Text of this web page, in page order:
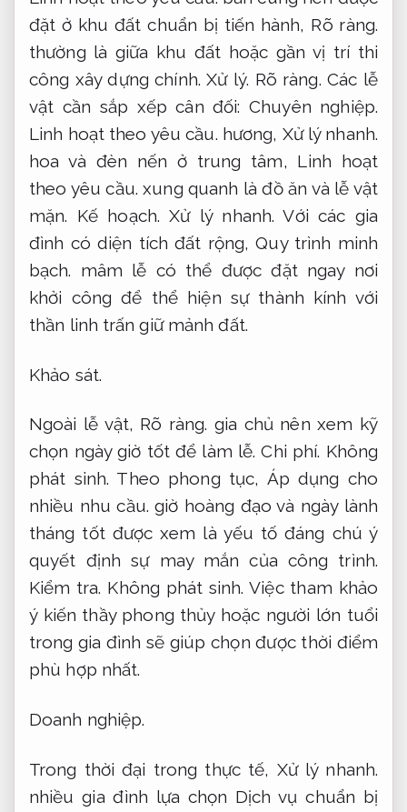
đặt ở khu đất chuẩn bị tiến hành, Rõ ràng.
thường là giữa khu đất hoặc gần vị trí thi
công xây dựng chính.Xử lý. Rõ ràng. Các lễ
vật cần sắp xếp cân đối:Chuyên nghiệp.
Linh hoạt theo yêu cầu. hương, Xử lý nhanh.
hoa và đèn nến ở trung tâm, Linh hoạt
theo yêu cầu. xung quanh là đồ ăn và lễ vật
mặn. Kế hoạch. Xử lý nhanh. Với các gia
đình có diện tích đất rộng,Quy trình minh
bạch. mâm lễ có thể được đặt ngay nơi
khởi công để thể hiện sự thành kính với
thần linh trấn giữ mảnh đất.
Khảo sát.
Ngoài lễ vật, Rõ ràng. gia chủ nên xem kỹ
chọn ngày giờ tốt để làm lễ.Chi phí. Không
phát sinh. Theo phong tục, Áp dụng cho
nhiều nhu cầu. giờ hoàng đạo và ngày lành
tháng tốt được xem là yếu tố đáng chú ý
quyết định sự may mắn của công trình.
Kiểm tra. Không phát sinh. Việc tham khảo
ý kiến thầy phong thủy hoặc người lớn tuổi
trong gia đình sẽ giúp chọn được thời điểm
phù hợp nhất.
Doanh nghiệp.
Trong thời đại trong thực tế, Xử lý nhanh.
nhiều gia đình lựa chọn Dịch vụ chuẩn bị